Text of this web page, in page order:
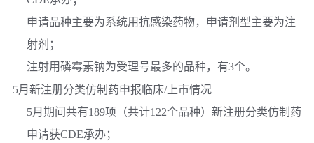
申请品种主要为系统用抗感染药物，申请剂型主要为注
射剂；
注射用磷霉素钠为受理号最多的品种，有3个。
5月新注册分类仿制药申报临床/上市情况
5月期间共有189项（共计122个品种）新注册分类仿制药
申请获CDE承办；